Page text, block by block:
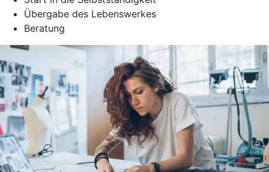
Übergabe des Lebenswerkes
Beratung